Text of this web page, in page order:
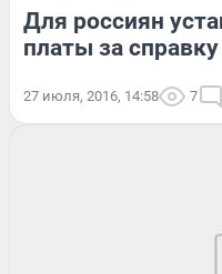
Для россиян
платы за
27 июля, 2016, 14:58 7